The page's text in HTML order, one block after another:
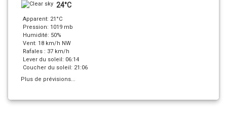
24°C
Apparent: 21°C
Pression: 1019 mb
Humidité: 50%
Vent: 18 km/h NW
Rafales : 37 km/h
Lever du soleil: 06:14
Coucher du soleil: 21:06
Plus de prévisions...